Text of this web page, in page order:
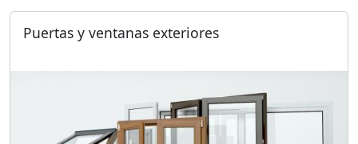
Puertas y ventanas exteriores